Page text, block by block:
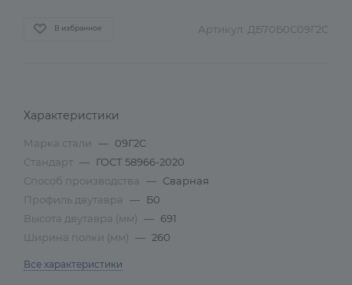
В избранное Артикул: ДБ70Б0С09Г2С
Характеристики
Марка стали — 09Г2С
Стандарт — ГОСТ 58966-2020
Способ производства
— Сварная
Профиль двутавра
— Б0
Высота двутавра (мм) — 691
Ширина полки (мм) — 260
Все характеристики